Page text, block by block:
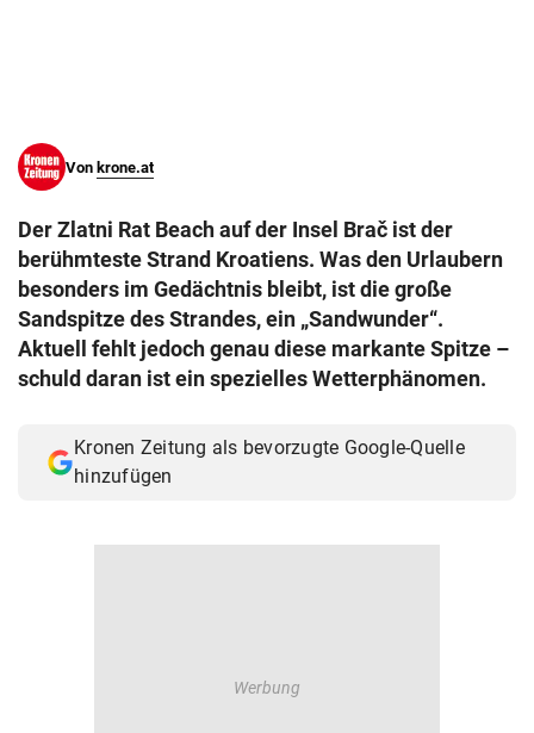
Von krone.at
Der Zlatni Rat Beach auf der Insel Brač ist der
berühmteste Strand Kroatiens. Was den Urlaubern
besonders im Gedächtnis bleibt, ist die große
Sandspitze des Strandes, ein „Sandwunder“.
Aktuell fehlt jedoch genau diese markante Spitze –
schuld daran ist ein spezielles Wetterphänomen.
Kronen Zeitung als bevorzugte Google-Quelle
hinzufügen